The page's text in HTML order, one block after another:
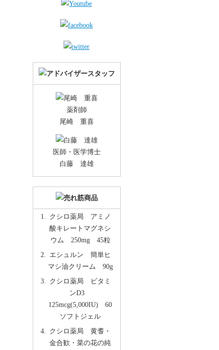
薬剤師
尾崎 重喜
医師・医学博士
白藤 達雄
クシロ薬局 アミノ
酸キレートマグネシ
ウム 250mg 45粒
エシュルン 簡単ヒ
マシ油クリーム 90g
クシロ薬局 ビタミ
ンD3
125mcg(5,000IU) 60
ソフトジェル
クシロ薬局 黄耆・
金合歓・菜の花の純